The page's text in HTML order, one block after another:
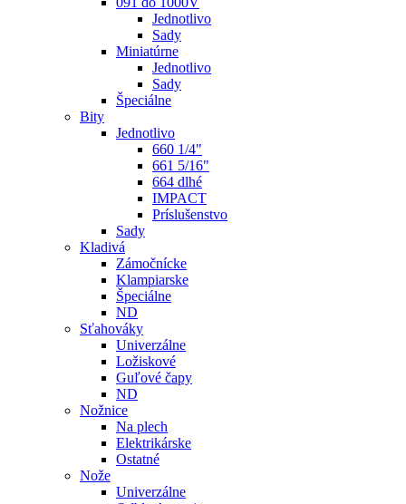
Jednotlivo
Sady
Miniatúrne
Jednotlivo
Sady
Špeciálne
Bity
Jednotlivo
660 1/4"
661 5/16"
664 dlhé
IMPACT
Príslušenstvo
Sady
Kladivá
Zámočnícke
Klampiarske
Špeciálne
ND
Sťahováky
Univerzálne
Ložiskové
Guľové čapy
ND
Nožnice
Na plech
Elektrikárske
Ostatné
Nože
Univerzálne